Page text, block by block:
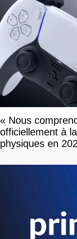
« Nous
officiellement à
physiques en